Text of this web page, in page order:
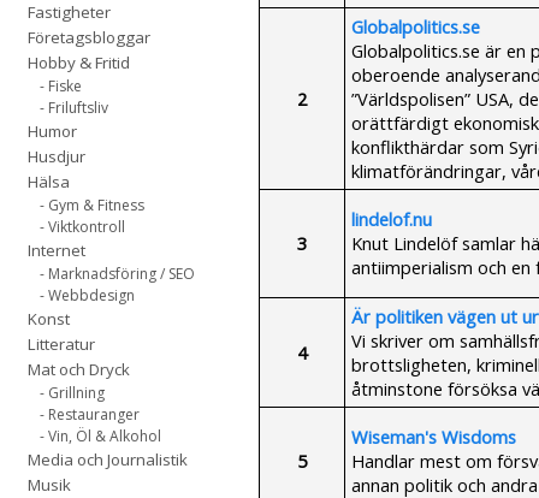
Fastigheter
Företagsbloggar
Hobby & Fritid
- Fiske
- Friluftsliv
Humor
Husdjur
Hälsa
- Gym & Fitness
- Viktkontroll
Internet
- Marknadsföring / SEO
- Webbdesign
Konst
Litteratur
Mat och Dryck
- Grillning
- Restauranger
- Vin, Öl & Alkohol
Media och Journalistik
Musik
2
Globalpolitics.se
Globalpolitics.se är
oberoende
”Världspolisen” USA,
orättfärdigt
konflikthärdar som
klimatförändringar,
3
lindelof.nu
Knut Lindelöf samlar
antiimperialism och
4
Är politiken vägen ut
Vi skriver om
brottsligheten,
åtminstone försöksa
5
Wiseman's Wisdoms
Handlar mest om
annan politik och